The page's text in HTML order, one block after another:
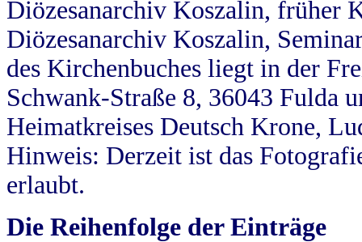
Diözesanarchiv Koszalin, früher
Diözesanarchiv Koszalin,
des Kirchenbuches liegt in der
Schwank-Straße 8, 36043 Fulda
Heimatkreises Deutsch Krone,
Hinweis: Derzeit ist das
erlaubt.
Die Reihenfolge der Einträge